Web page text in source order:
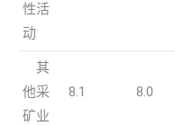
性活
动
其
他采
矿业
8.1 8.0